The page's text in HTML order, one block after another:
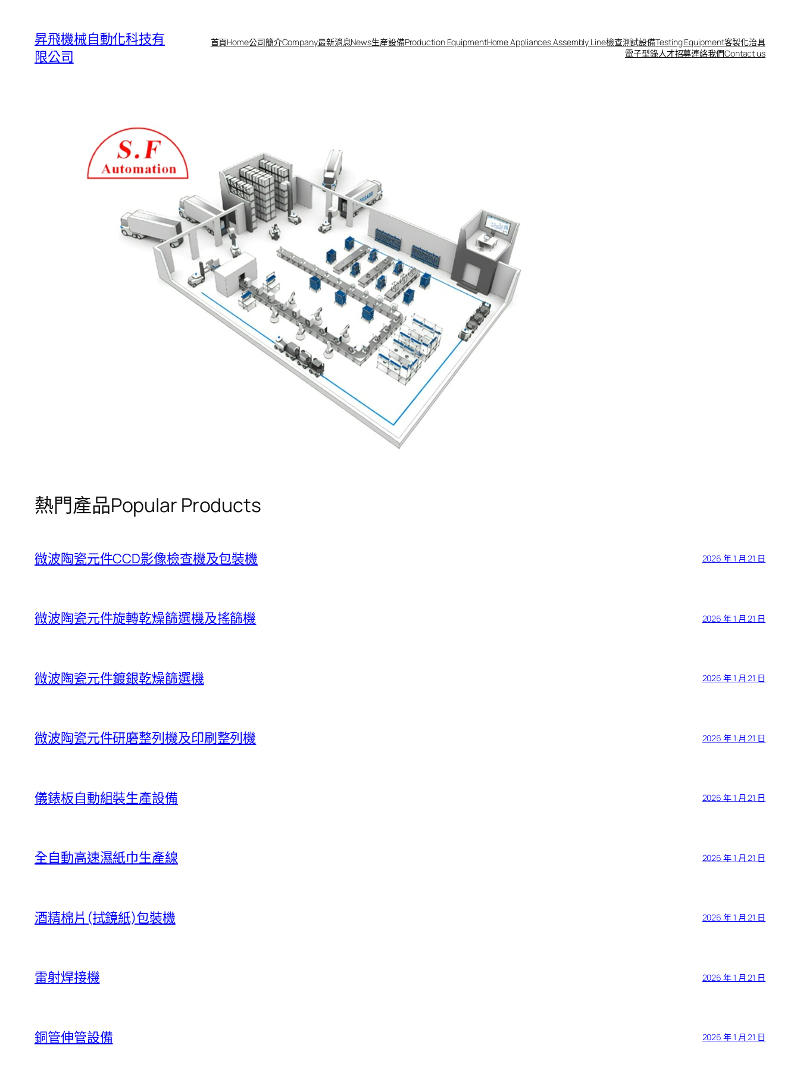
昇飛機械自動化科技有
限公司
首頁Home公司簡介Company最新消息News生産設備Production EquipmentHome Appliances Assembly Line檢查測試設備Testing Equipment客製化治具
電子型錄人才招募連絡我們Contact us
熱門產品Popular Products
微波陶瓷元件CCD影像檢查機及包裝機 2026 年 1 月 21 日
微波陶瓷元件旋轉乾燥篩選機及搖篩機 2026 年 1 月 21 日
微波陶瓷元件鍍銀乾燥篩選機 2026 年 1 月 21 日
微波陶瓷元件研磨整列機及印刷整列機 2026 年 1 月 21 日
儀錶板自動組裝生產設備 2026 年 1 月 21 日
全自動高速濕紙巾生產線 2026 年 1 月 21 日
酒精棉片(拭鏡紙)包裝機 2026 年 1 月 21 日
雷射焊接機 2026 年 1 月 21 日
銅管伸管設備 2026 年 1 月 21 日